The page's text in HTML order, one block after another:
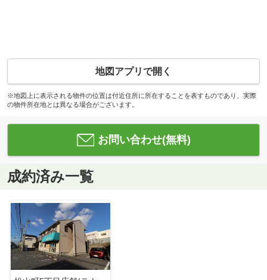
地図アプリで開く
※地図上に表示される物件の位置は付近住所に所在することを表すものであり、実際
の物件所在地とは異なる場合がございます。
お問い合わせ(無料)
成約済み一覧